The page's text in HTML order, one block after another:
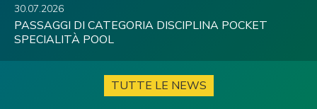
30.07.2026
PASSAGGI DI CATEGORIA DISCIPLINA POCKET
SPECIALITÀ POOL
TUTTE LE NEWS